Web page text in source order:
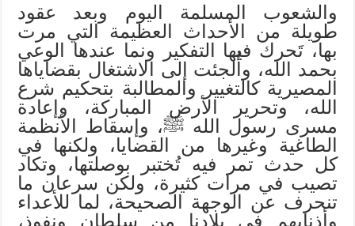
والشعوب المسلمة اليوم وبعد عقود
طويلة من الأحداث العظيمة التي مرت
بها، تَحرك فيها التفكير ونما عندها الوعي
بحمد الله، وأُلجئت إلى الاشتغال بقضاياها
المصيرية كالتغيير والمطالبة بتحكيم شرع
الله، وتحرير الأرض المباركة، وإعادة
مسرى رسول الله ﷺ، وإسقاط الأنظمة
الطاغية وغيرها من القضايا، ولكنها في
كل حدث تمر فيه تُختبر بوصلتها، وتكاد
تصيب في مرات كثيرة، ولكن سرعان ما
تنحرف عن الوجهة الصحيحة، لما للأعداء
وأذنابهم في بلادنا من سلطان ونفوذ،